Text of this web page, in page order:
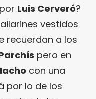
Luis Cerveró?
vestidos
recuerdan a los
pero en
con una
por lo de los